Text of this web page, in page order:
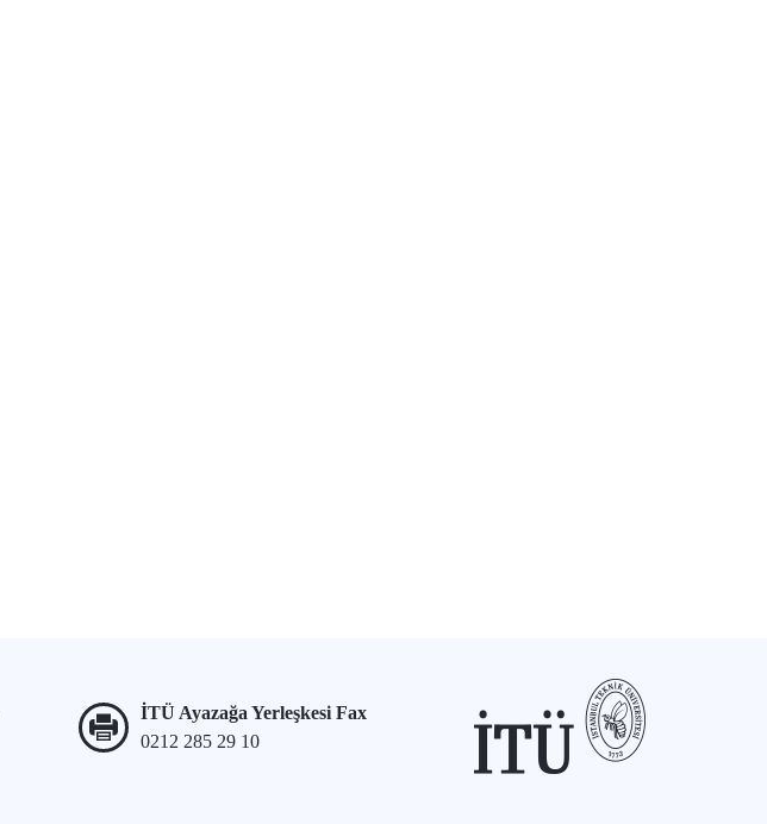
İTÜ Ayazağa Yerleşkesi Fax
0212 285 29 10